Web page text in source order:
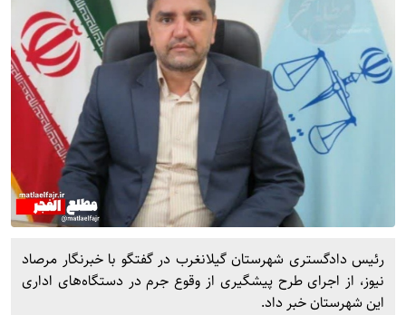
رئیس دادگستری شهرستان گیلانغرب در گفتگو با خبرنگار مرصاد
نیوز، از اجرای طرح پیشگیری از وقوع جرم در دستگاه‌های اداری
این شهرستان خبر داد.